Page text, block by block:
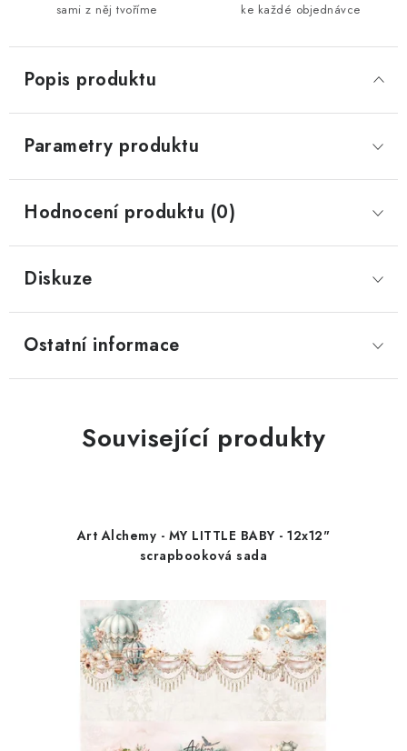
sami z něj tvoříme ke každé objednávce
Popis produktu
Parametry produktu
Hodnocení produktu (0)
Diskuze
Ostatní informace
Související produkty
Art Alchemy - MY LITTLE BABY - 12x12"
scrapbooková sada